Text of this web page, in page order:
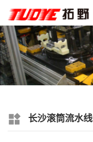
长沙滚筒流水线